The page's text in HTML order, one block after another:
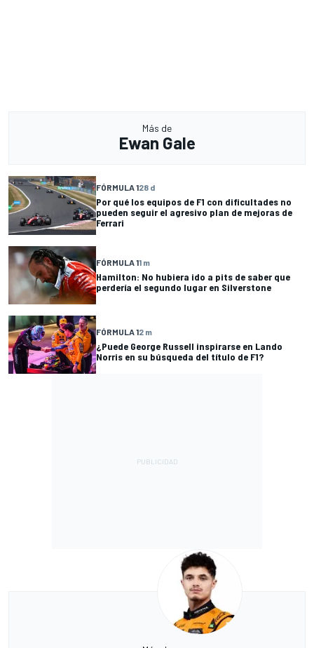
Más de
Ewan Gale
FÓRMULA 128 d
Por qué los equipos de F1 con dificultades no
pueden seguir el agresivo plan de mejoras de
Ferrari
FÓRMULA 11 m
Hamilton: No hubiera ido a pits de saber que
perdería el segundo lugar en Silverstone
FÓRMULA 12 m
¿Puede George Russell inspirarse en Lando
Norris en su búsqueda del título de F1?